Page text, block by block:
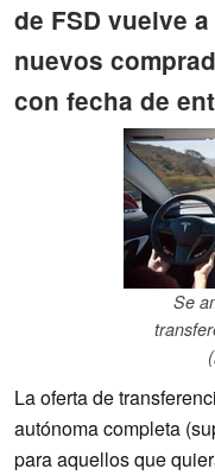
de FSD vuelve
nuevos
con fecha de
Se
La oferta de
autónoma completa
para aquellos que